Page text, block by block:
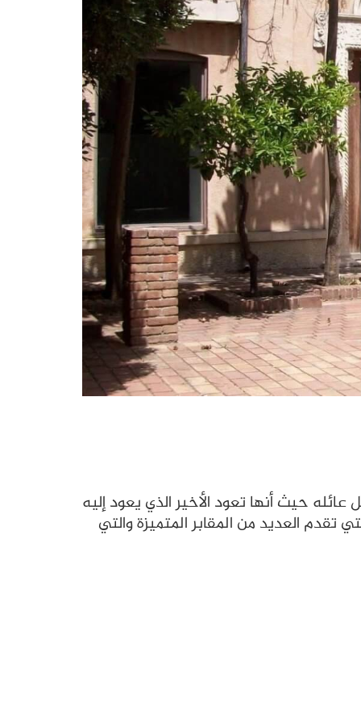
عائله حيث أنها تعود الأخير الذي يعود إليه
تقدم العديد من المقابر المتميزة والتي